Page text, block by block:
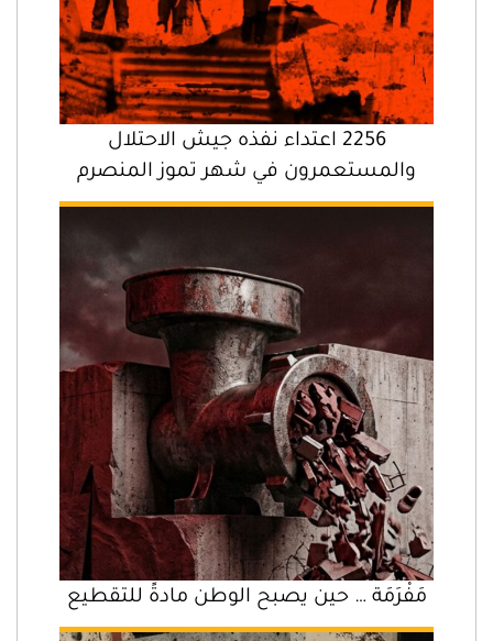
2256 اعتداء نفذه جيش الاحتلال
والمستعمرون في شهر تموز المنصرم
مَفْرَمَة … حين يصبح الوطن مادةً للتقطيع